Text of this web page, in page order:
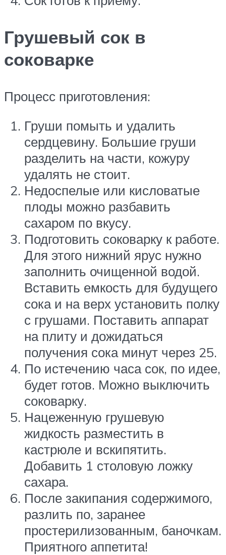
Грушевый сок в
соковарке
Процесс приготовления:
Груши помыть и удалить
сердцевину. Большие груши
разделить на части, кожуру
удалять не стоит.
Недоспелые или кисловатые
плоды можно разбавить
сахаром по вкусу.
Подготовить соковарку к работе.
Для этого нижний ярус нужно
заполнить очищенной водой.
Вставить емкость для будущего
сока и на верх установить полку
с грушами. Поставить аппарат
на плиту и дожидаться
получения сока минут через 25.
По истечению часа сок, по идее,
будет готов. Можно выключить
соковарку.
Нацеженную грушевую
жидкость разместить в
кастрюле и вскипятить.
Добавить 1 столовую ложку
сахара.
После закипания содержимого,
разлить по, заранее
простерилизованным, баночкам.
Приятного аппетита!